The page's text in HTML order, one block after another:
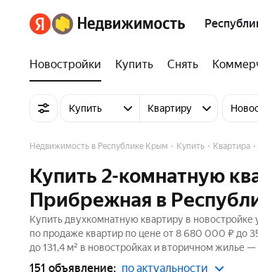
Новостройки Купить Снять
Купить Квартиру
Недвижимость в Республике Крым Купить Квартира
Купить 2-комнатную
Прибрежная в
Купить двухкомнатную квартиру в
по продаже квартир по цене от 8 680 000 ₽ до
до 131,4 м² в новостройках и вторичном жилье
151 объявление: по актуальности